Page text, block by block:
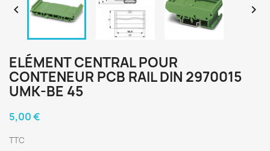
 
ELÉMENT CENTRAL POUR
CONTENEUR PCB RAIL DIN 2970015
UMK-BE 45
5,00 €
TTC